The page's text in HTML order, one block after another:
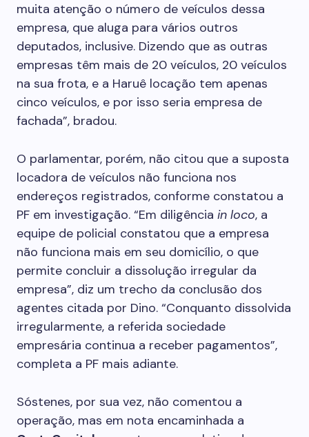
muita atenção o número de veículos dessa
empresa, que aluga para vários outros
deputados, inclusive. Dizendo que as outras
empresas têm mais de 20 veículos, 20 veículos
na sua frota, e a Haruê locação tem apenas
cinco veículos, e por isso seria empresa de
fachada”, bradou.
O parlamentar, porém, não citou que a suposta
locadora de veículos não funciona nos
endereços registrados, conforme constatou a
PF em investigação. “Em diligência in loco, a
equipe de policial constatou que a empresa
não funciona mais em seu domicílio, o que
permite concluir a dissolução irregular da
empresa”, diz um trecho da conclusão dos
agentes citada por Dino. “Conquanto dissolvida
irregularmente, a referida sociedade
empresária continua a receber pagamentos”,
completa a PF mais adiante.
Sóstenes, por sua vez, não comentou a
operação, mas em nota encaminhada a